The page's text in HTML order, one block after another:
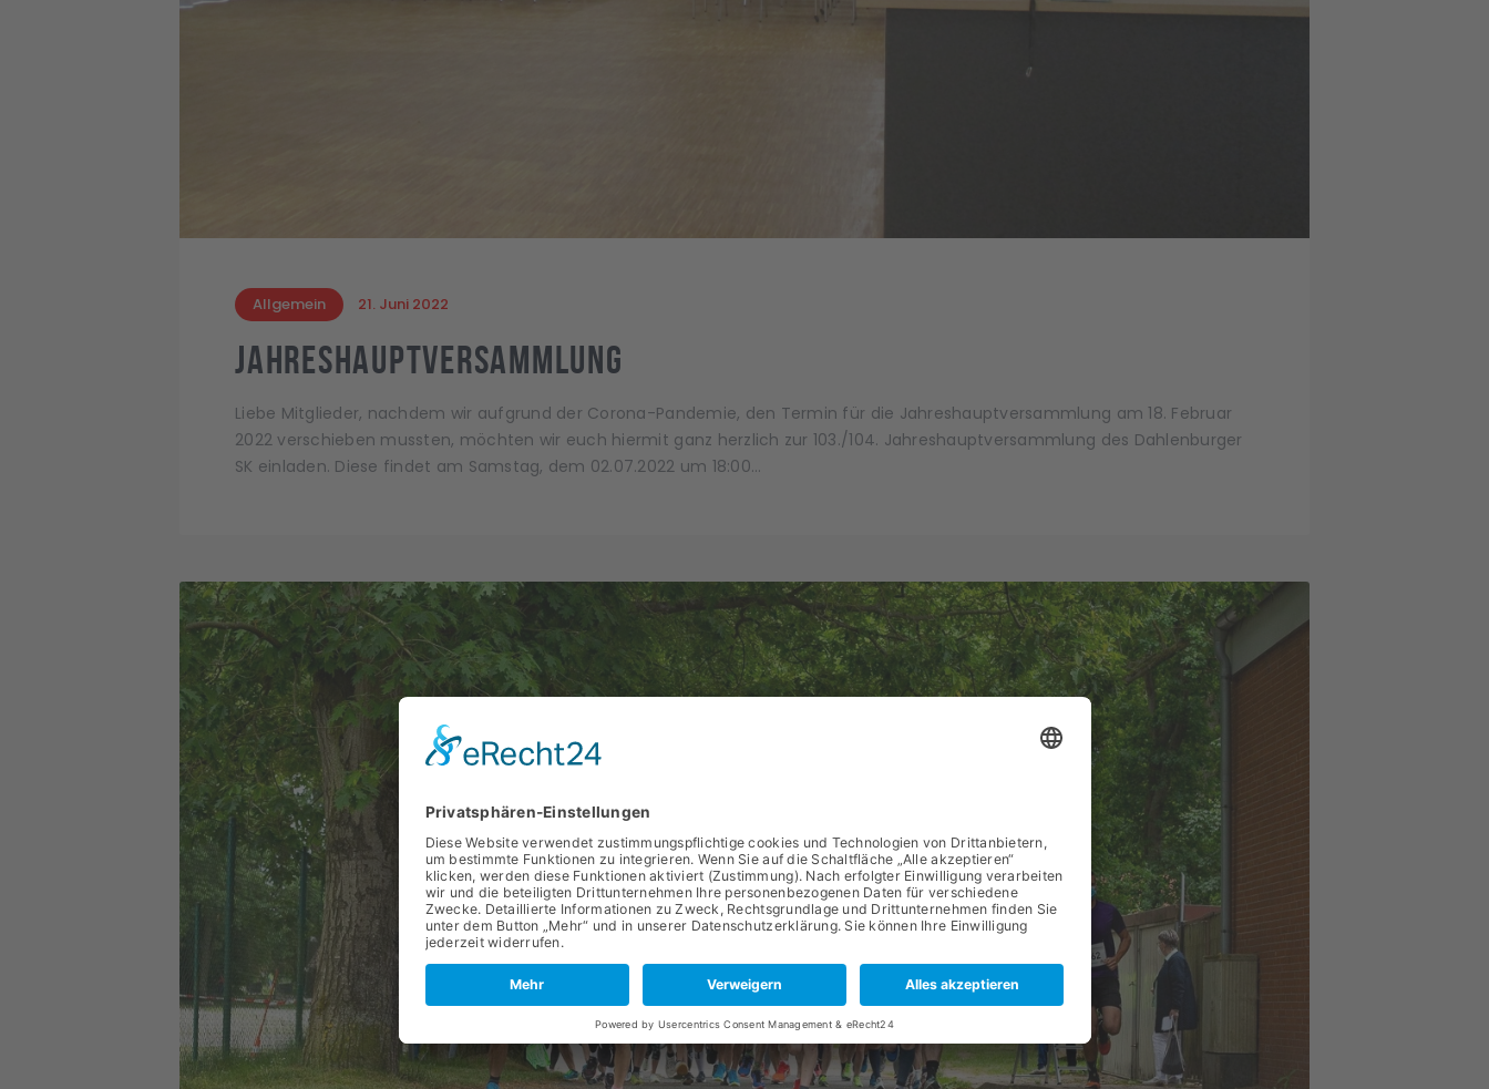
Allgemein 21. Juni 2022
Jahreshauptversammlung
Liebe Mitglieder, nachdem wir aufgrund der Corona-Pandemie, den Termin für die Jahreshauptversammlung am 18. Februar
2022 verschieben mussten, möchten wir euch hiermit ganz herzlich zur 103./104. Jahreshauptversammlung des Dahlenburger
SK einladen. Diese findet am Samstag, dem 02.07.2022 um 18:00…